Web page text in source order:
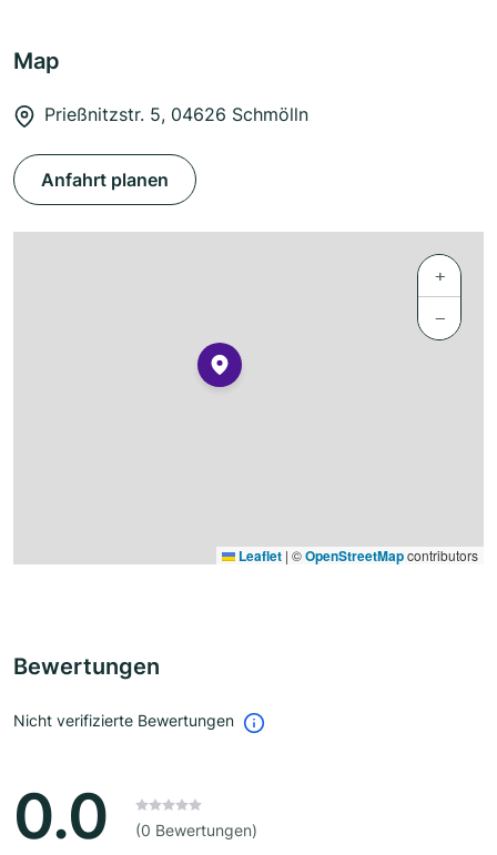
Map
Prießnitzstr. 5, 04626 Schmölln
Anfahrt planen
+
−
Leaflet | ©OpenStreetMapcontributors
Bewertungen
Nicht verifizierte Bewertungen
0.0 (0 Bewertungen)